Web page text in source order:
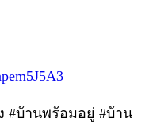
#บ้านพร้อมอยู่ #บ้าน